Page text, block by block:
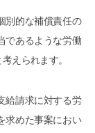
別的な補償責任の
であるような労働
えられます。
給請求に対する労
求めた事案におい